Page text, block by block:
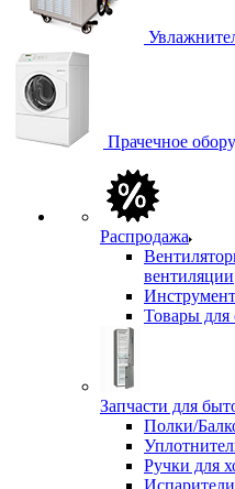
Прачечное
Распродажа
вентиляции
Инструмент
Товары для
Запчасти для
Полки/
Ручки для
Испарители